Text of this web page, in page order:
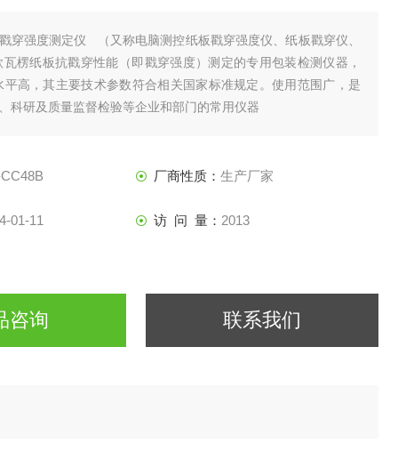
穿强度测定仪 （又称电脑测控纸板戳穿强度仪、纸板戳穿仪、
楞纸板抗戳穿性能（即戳穿强度）测定的专用包装检测仪器，
平高，其主要技术参数符合相关国家标准规定。使用范围广，是
科研及质量监督检验等企业和部门的常用仪器
厂商性质： 生产厂家
01-11 访 问 量： 2013
咨询 联系我们